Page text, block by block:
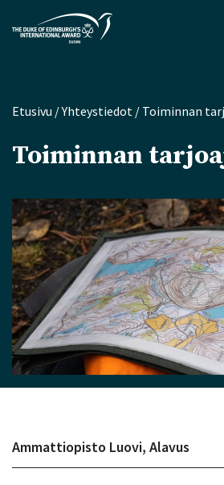
Etusivu /Yhteystiedot / Toiminnan
Toiminnan
Ammattiopisto Luovi, Alavus